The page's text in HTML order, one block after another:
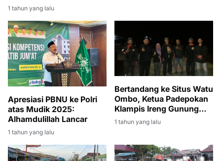
Herman Deru Dan H. Cik
Ujang Sebagai Gubernur
Dan Wakil Gubernur
Sumsel
1 tahun yang lalu
Apresiasi PBNU ke Polri
atas Mudik 2025:
Alhamdulillah Lancar
1 tahun yang lalu
Bertandang ke Situs Watu
Ombo, Ketua Padepokan
Klampis Ireng Gunung
Arjuno Sampaikan Salam
Persatuan
1 tahun yang lalu